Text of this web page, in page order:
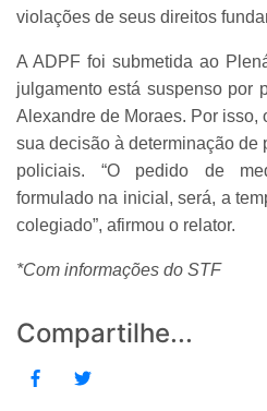
violações de seus direitos
A ADPF foi submetida ao
julgamento está suspenso por
Alexandre de Moraes. Por isso,
sua decisão à determinação de
policiais. “O pedido de
formulado na inicial, será, a
colegiado”, afirmou o relator.
*Com informações do STF
Compartilhe...